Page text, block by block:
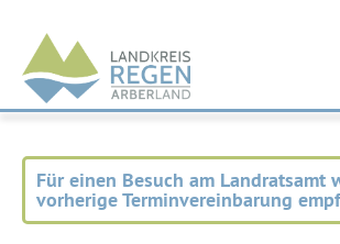
Landkreis
Regen
Für einen Besuch am Landratsamt
vorherige Terminvereinbarung